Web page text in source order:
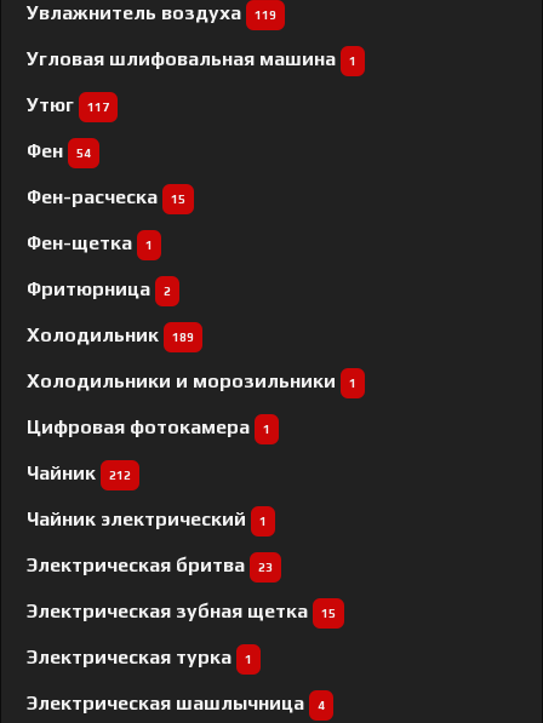
Увлажнитель воздуха 119
Угловая шлифовальная машина 1
Утюг 117
Фен 54
Фен-расческа 15
Фен-щетка 1
Фритюрница 2
Холодильник 189
Холодильники и морозильники 1
Цифровая фотокамера 1
Чайник 212
Чайник электрический 1
Электрическая бритва 23
Электрическая зубная щетка 15
Электрическая турка 1
Электрическая шашлычница 4